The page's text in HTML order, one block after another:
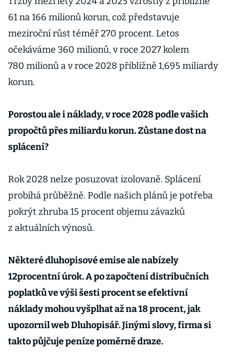
61 na 166 milionů korun, což představuje
meziroční růst téměř 270 procent. Letos
očekáváme 360 milionů, v roce 2027 kolem
780 milionů a v roce 2028 přibližně 1,695 miliardy
korun.
Porostou ale i náklady, v roce 2028 podle vašich
propočtů přes miliardu korun. Zůstane dost na
splácení?
Rok 2028 nelze posuzovat izolovaně. Splácení
probíhá průběžně. Podle našich plánů je potřeba
pokrýt zhruba 15 procent objemu závazků
z aktuálních výnosů.
Některé dluhopisové emise ale nabízely
12procentní úrok. A po započtení distribučních
poplatků ve výši šesti procent se efektivní
náklady mohou vyšplhat až na 18 procent, jak
upozornil web Dluhopisář. Jinými slovy, firma si
takto půjčuje peníze poměrně draze.